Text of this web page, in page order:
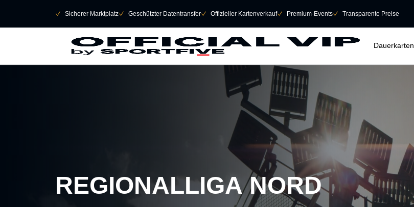
􀆅 Sicherer Marktplatz􀆅 Geschützter Datentransfer􀆅 Offizieller Kartenverkauf􀆅 Premium-Events􀆅 Transparente Preise
Dauerkarten
REGIONALLIGA NORD